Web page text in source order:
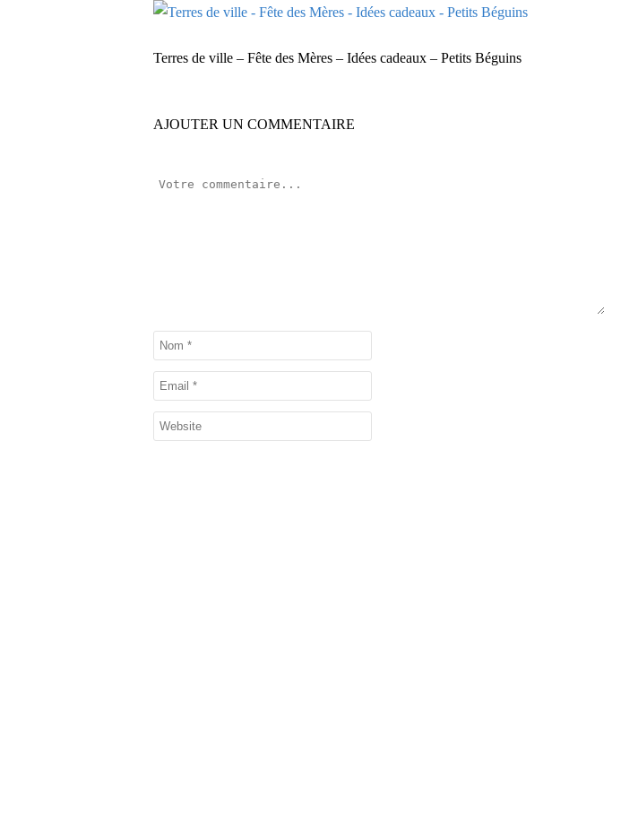
Terres de ville – Fête des Mères – Idées cadeaux – Petits Béguins
AJOUTER UN COMMENTAIRE